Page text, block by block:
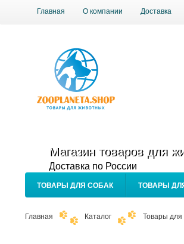
Главная О компании Доставка
Магазин товаров для
Доставка по России
ТОВАРЫ ДЛЯ СОБАК ТОВАРЫ
Главная Каталог Товары для